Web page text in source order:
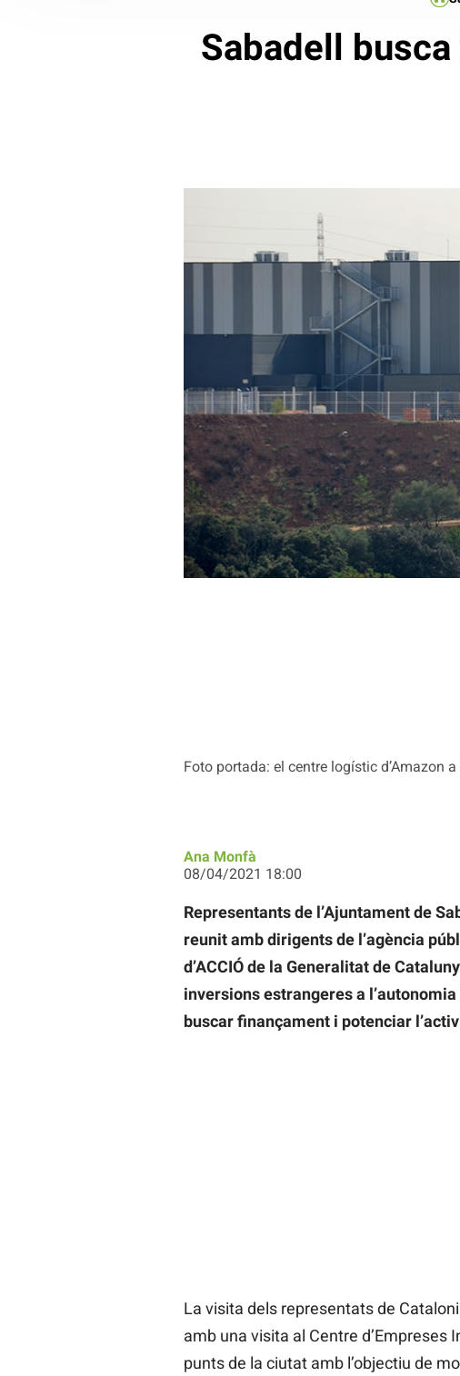
Foto portada: el centre logístic d’Amazon
Sabadell
Ana Monfà
08/04/2021 18:00
Representants de l’Ajuntament de
reunit amb dirigents de l’agència
d’ACCIÓ de la Generalitat de
inversions estrangeres a
buscar finançament i potenciar
La visita dels representats de
amb una visita al Centre d’Empreses
punts de la ciutat amb l’objectiu de